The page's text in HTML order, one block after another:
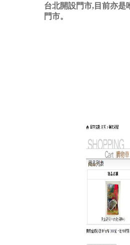
台北開設門市,目前亦是
門市。